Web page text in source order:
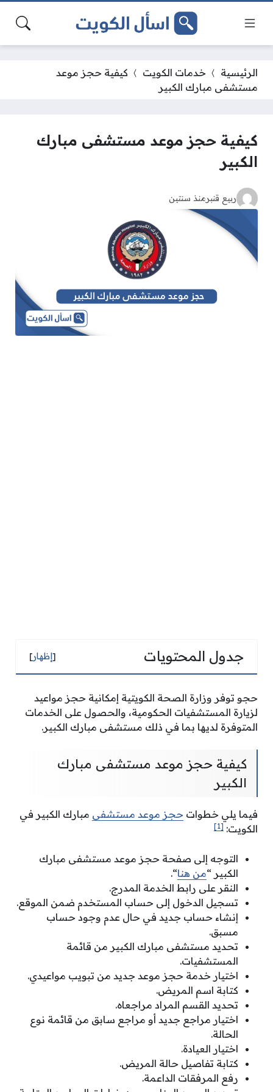
الرئيسية خدمات الكويت
كيفية حجز موعد
مستشفى مبارك الكبير
كيفية حجز موعد مستشفى مبارك
الكبير
ربيع قنبرمنذ سنتين
جدول المحتويات [إظهار]
حجو توفر وزارة الصحة الكويتية إمكانية حجز مواعيد
لزيارة المستشفيات الحكومية، والحصول على الخدمات
المتوفرة لديها بما في ذلك مستشفى مبارك الكبير.
كيفية حجز موعد مستشفى مبارك
الكبير
فيما يلي خطوات حجز موعد مستشفى مبارك الكبير في
الكويت: [1]
التوجه إلى صفحة حجز موعد مستشفى مبارك
الكبير “من هنا“.
النقر على رابط الخدمة المدرج.
تسجيل الدخول إلى حساب المستخدم ضمن الموقع.
إنشاء حساب جديد في حال عدم وجود حساب
مسبق.
تحديد مستشفى مبارك الكبير من قائمة
المستشفيات.
اختيار خدمة حجز موعد جديد من تبويب مواعيدي.
كتابة اسم المريض.
تحديد القسم المراد مراجعاه.
اختيار مراجع جديد أو مراجع سابق من قائمة نوع
الحالة.
اختيار العيادة.
كتابة تفاصيل حالة المريض.
رفع المرفقات الداعمة.